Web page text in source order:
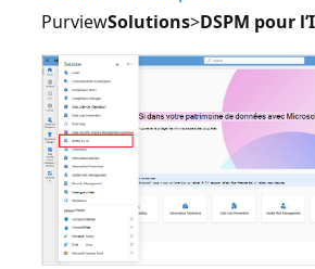
PurviewSolutions>DSPM pour